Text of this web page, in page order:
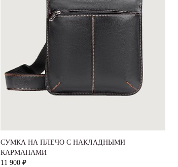
СУМКА НА ПЛЕЧО С НАКЛАДНЫМИ
КАРМАНАМИ
11 900 ₽